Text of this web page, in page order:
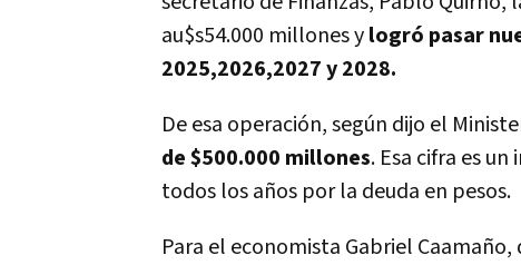
au$s54.000 millones ylogró pasar
2025,2026,2027 y 2028.
De esa operación, según dijo el
de $500.000 millones. Esa cifra es
todos los años por la deuda en pesos.
Para el economista Gabriel